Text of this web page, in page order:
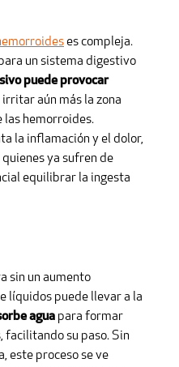
es compleja.
un sistema digestivo
puede provocar
aún más la zona
las hemorroides.
la inflamación y el dolor,
ya sufren de
equilibrar la ingesta
sin un aumento
líquidos puede llevar a la
agua para formar
facilitando su paso. Sin
este proceso se ve